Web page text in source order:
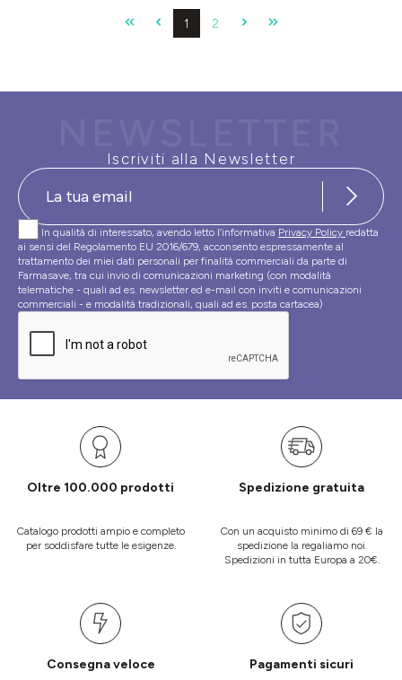
Pagina
1 Pagina
2
Iscriviti alla Newsletter
In qualità di interessato, avendo letto l’informativa Privacy Policy redatta
ai sensi del Regolamento EU 2016/679, acconsento espressamente al
trattamento dei miei dati personali per finalità commerciali da parte di
Farmasave, tra cui invio di comunicazioni marketing (con modalità
telematiche - quali ad es. newsletter ed e-mail con inviti e comunicazioni
commerciali - e modalità tradizionali, quali ad es. posta cartacea)
Oltre 100.000 prodotti
Catalogo prodotti ampio e completo
per soddisfare tutte le esigenze.
Spedizione gratuita
Con un acquisto minimo di 69 € la
spedizione la regaliamo noi.
Spedizioni in tutta Europa a 20€.
Consegna veloce Pagamenti sicuri